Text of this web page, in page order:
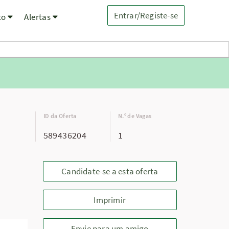
Entrar/Registe-se
Alertas
ID da Oferta
589436204
N.º de Vagas
1
Candidate-se a esta oferta
Imprimir